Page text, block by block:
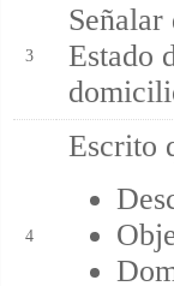
3
Estado
4
Escrito